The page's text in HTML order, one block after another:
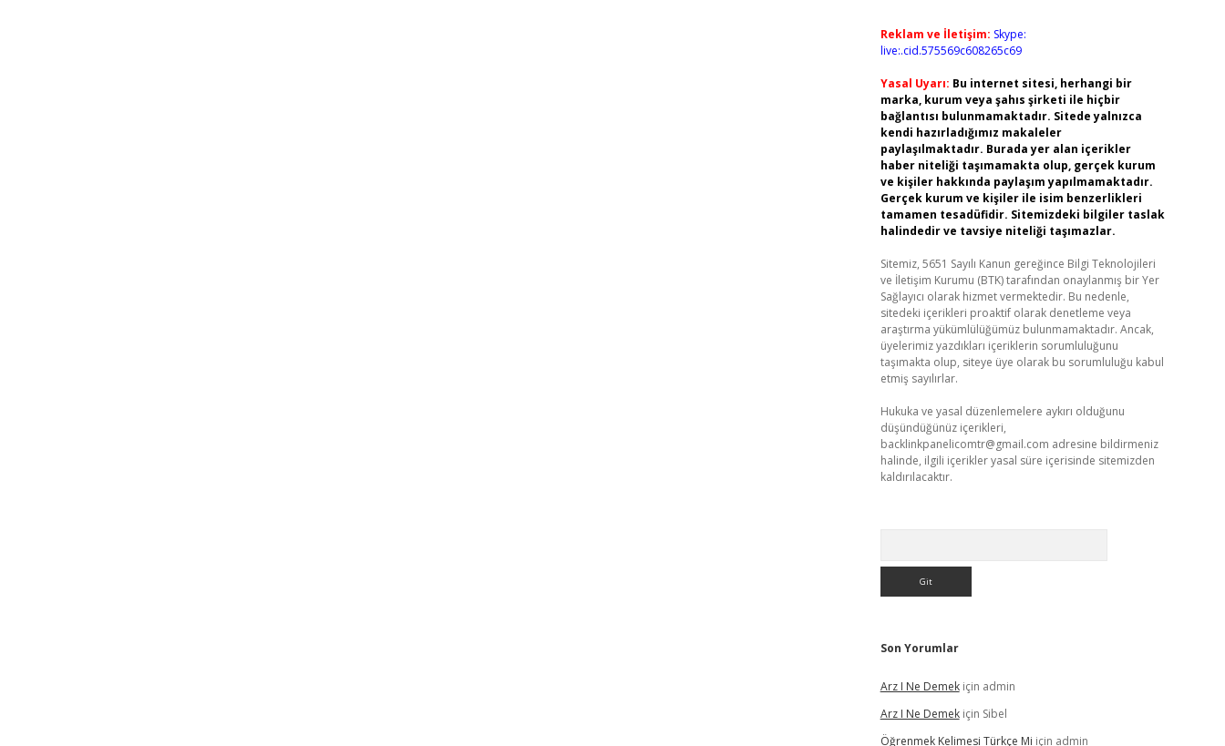
Reklam ve İletişim: Skype:
live:.cid.575569c608265c69
Yasal Uyarı: Bu internet sitesi, herhangi bir
marka, kurum veya şahıs şirketi ile hiçbir
bağlantısı bulunmamaktadır. Sitede yalnızca
kendi hazırladığımız makaleler
paylaşılmaktadır. Burada yer alan içerikler
haber niteliği taşımamakta olup, gerçek kurum
ve kişiler hakkında paylaşım yapılmamaktadır.
Gerçek kurum ve kişiler ile isim benzerlikleri
tamamen tesadüfidir. Sitemizdeki bilgiler taslak
halindedir ve tavsiye niteliği taşımazlar.
Sitemiz, 5651 Sayılı Kanun gereğince Bilgi Teknolojileri
ve İletişim Kurumu (BTK) tarafından onaylanmış bir Yer
Sağlayıcı olarak hizmet vermektedir. Bu nedenle,
sitedeki içerikleri proaktif olarak denetleme veya
araştırma yükümlülüğümüz bulunmamaktadır. Ancak,
üyelerimiz yazdıkları içeriklerin sorumluluğunu
taşımakta olup, siteye üye olarak bu sorumluluğu kabul
etmiş sayılırlar.
Hukuka ve yasal düzenlemelere aykırı olduğunu
düşündüğünüz içerikleri,
backlinkpanelicomtr@gmail.com adresine bildirmeniz
halinde, ilgili içerikler yasal süre içerisinde sitemizden
kaldırılacaktır.
Son Yorumlar
Arz I Ne Demekiçin admin
Arz I Ne Demekiçin Sibel
Öğrenmek Kelimesi Türkçe Mi için admin